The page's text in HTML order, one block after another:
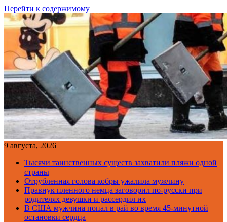
Перейти к содержимому
9 августа, 2026
Тысячи таинственных существ захватили пляжи одной
страны
Отрубленная голова кобры ужалила мужчину
Правнук пленного немца заговорил по-русски при
родителях девушки и рассердил их
В США мужчина попал в рай во время 45-минутной
остановки сердца